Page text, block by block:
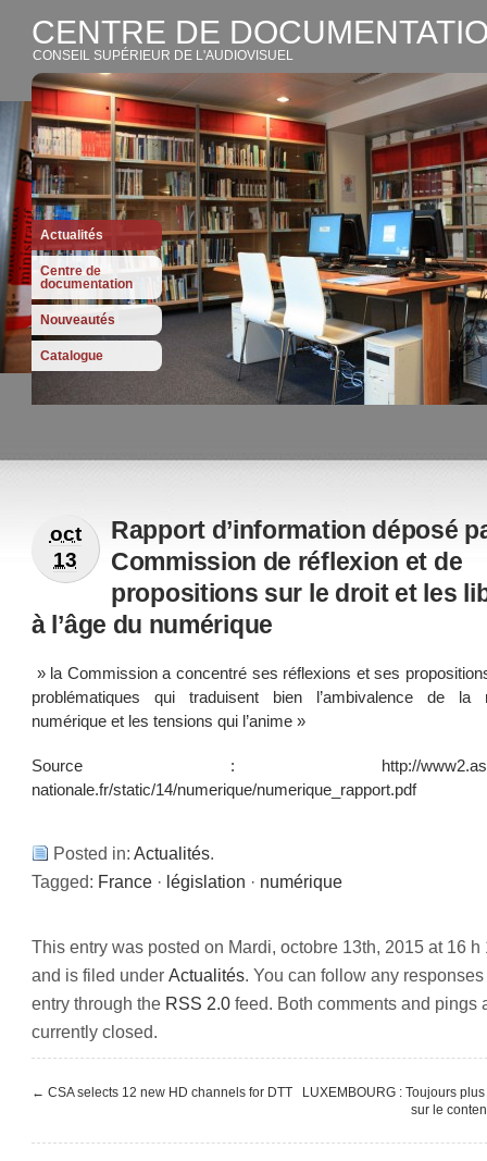
CENTRE DE
CONSEIL SUPÉRIEUR DE L'AUDIOVISUEL
Actualités
Centre de
documentation
Nouveautés
Catalogue
oct
13
Rapport d’information déposé
Commission de réflexion et de
propositions sur le droit et les
à l’âge du numérique
» la Commission a concentré ses réflexions et ses
problématiques qui traduisent bien l’ambivalence de la
numérique et les tensions qui l’anime »
Source : http://
nationale.fr/static/14/numerique/numerique_rapport.pdf
Posted in: Actualités.
Tagged: France · législation · numérique
This entry was posted on Mardi, octobre 13th, 2015 at 16 h
and is filed under Actualités. You can follow any
entry through the RSS 2.0 feed. Both comments and pings
currently closed.
← CSA selects 12 new HD channels for DTT
LUXEMBOURG : Toujours
sur le